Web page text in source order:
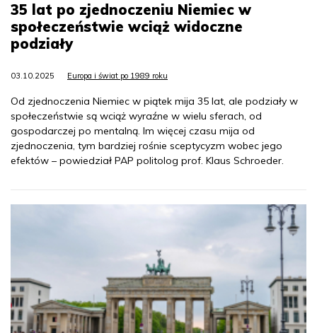
35 lat po zjednoczeniu Niemiec w
społeczeństwie wciąż widoczne
podziały
03.10.2025 Europa i świat po 1989 roku
Od zjednoczenia Niemiec w piątek mija 35 lat, ale podziały w
społeczeństwie są wciąż wyraźne w wielu sferach, od
gospodarczej po mentalną. Im więcej czasu mija od
zjednoczenia, tym bardziej rośnie sceptycyzm wobec jego
efektów – powiedział PAP politolog prof. Klaus Schroeder.